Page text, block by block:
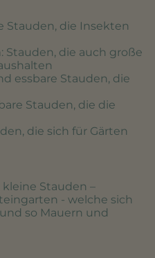
Stauden, die Insekten
: Stauden, die auch große
essbare Stauden, die
Stauden, die die
die sich für Gärten
kleine Stauden –
- welche sich
so Mauern und